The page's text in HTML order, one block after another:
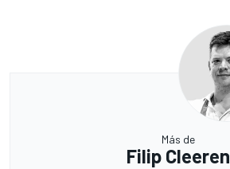
Más de
Filip Cleeren